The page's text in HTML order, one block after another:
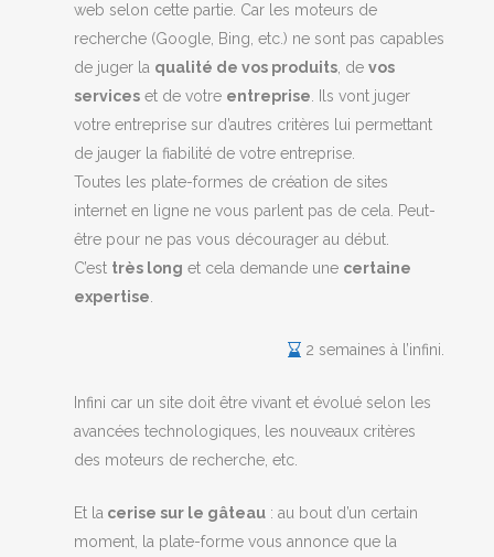
web selon cette partie. Car les moteurs de
recherche (Google, Bing, etc.) ne sont pas capables
de juger la qualité de vos produits , devos
services et de votre entreprise . Ils vont juger
votre entreprise sur d’autres critères lui permettant
de jauger la fiabilité de votre entreprise.
Toutes les plate-formes de création de sites
internet en ligne ne vous parlent pas de cela. Peut-
être pour ne pas vous décourager au début.
C’est très long et cela demande une certaine
expertise
2 semaines à l’infini.
Infini car un site doit être vivant et évolué selon les
avancées technologiques, les nouveaux critères
des moteurs de recherche, etc.
Et la cerise sur le gâteau : au bout d’un certain
moment, la plate-forme vous annonce que la